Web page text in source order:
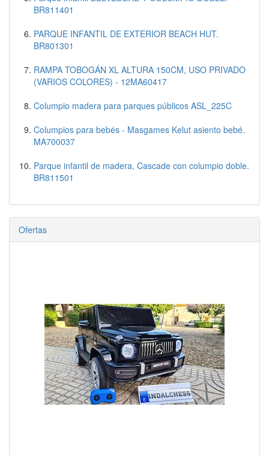
BR811401
PARQUE INFANTIL DE EXTERIOR BEACH HUT.
BR801301
RAMPA TOBOGÁN XL ALTURA 150CM, USO PRIVADO
(VARIOS COLORES) - 12MA60417
Columpio madera para parques públicos ASL_225C
Columpios para bebés - Masgames Kelut asiento bebé.
MA700037
Parque infantil de madera, Cascade con columpio doble.
BR811501
Ofertas